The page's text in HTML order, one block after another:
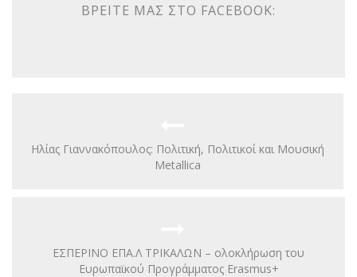
ΒΡΕΊΤΕ ΜΑΣ ΣΤΟ FACEBOOK:
Hλίας Γιαννακόπουλος: Πολιτική, Πολιτικοί και Μουσική
Metallica
ΕΣΠΕΡΙΝΟ ΕΠΑ.Λ ΤΡΙΚΑΛΩΝ – ολοκλήρωση του
Ευρωπαϊκού Προγράμματος Erasmus+